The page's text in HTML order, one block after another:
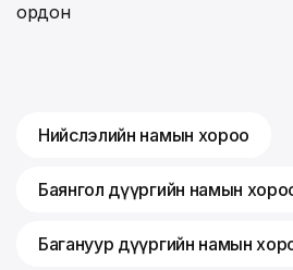
ордон
Нийслэлийн намын хороо
Баянгол дүүргийн намын
Багануур дүүргийн намын